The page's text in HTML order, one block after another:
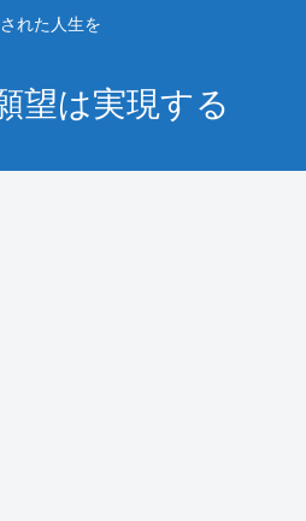
れた人生を
望は実現する